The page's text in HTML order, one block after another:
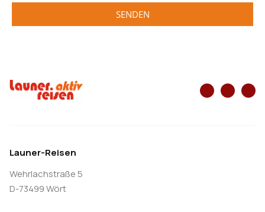
SENDEN
Launer-Reisen
Wehrlachstraße 5
D-73499 Wört